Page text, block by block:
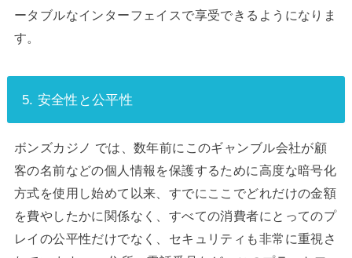
ータブルなインターフェイスで享受できるようになりま
す。
5. 安全性と公平性
ボンズカジノ では、数年前にこのギャンブル会社が顧
客の名前などの個人情報を保護するために高度な暗号化
方式を使用し始めて以来、すでにここでどれだけの金額
を費やしたかに関係なく、すべての消費者にとってのプ
レイの公平性だけでなく、セキュリティも非常に重視さ